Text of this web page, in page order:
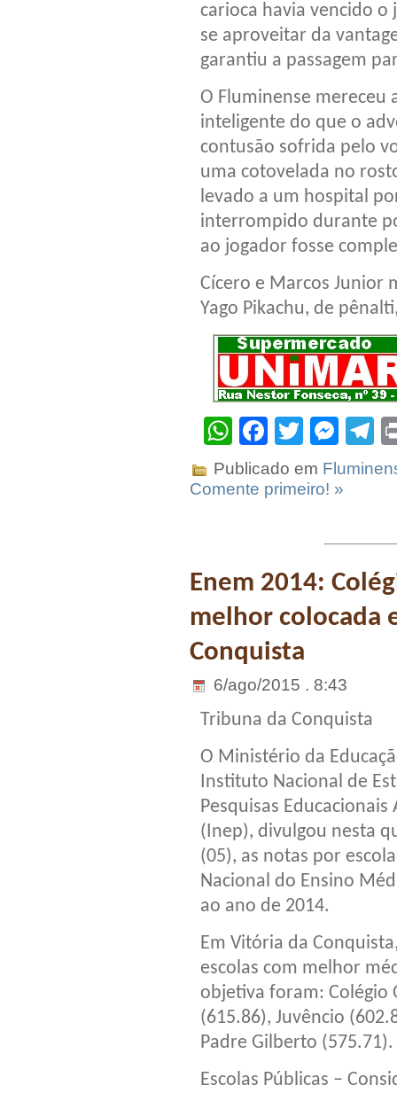
carioca havia vencido o
se aproveitar da
garantiu a passagem
O Fluminense
inteligente do que o
contusão sofrida pelo
uma cotovelada no
levado a um hospital
interrompido durante
ao jogador fosse
Cícero e Marcos Junior
Yago Pikachu, de
WhatsApp
Facebook
Twitter
Publicado em
Comente primeiro! »
Enem 2014:
melhor colocada
Conquista
6/ago/2015 . 8:43
Tribuna da Conquista
O Ministério da
Instituto Nacional de
Pesquisas Educacionais
(Inep), divulgou nesta
(05), as notas por
Nacional do Ensino
ao ano de 2014.
Em Vitória da
escolas com melhor
objetiva foram: Colégio
(615.86), Juvêncio
Padre Gilberto (575.71).
Escolas Públicas –